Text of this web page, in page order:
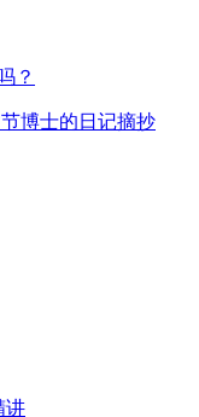
？
博士的日记摘抄
讲